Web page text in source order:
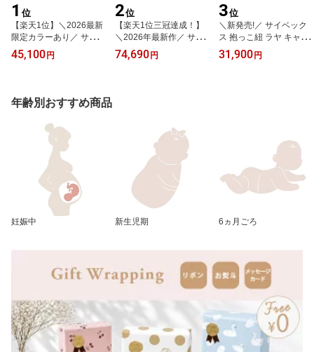
1 位
【楽天1位】＼2026最新
限定カラーあり／ サイベ
ックス パラスG3 チャイ
ルドシート cybex PALLA
月 頃から 12歳 頃まで メ
ッシュ ジュニアシート
応 R129 保証
45,100 円
2位
【楽天1位三冠達成！】
＼2026年最新作／ サイ
ベックス メリオ カーボ
ン 2026 限定カラー cybe
りたたみ 正規品 2年保証
74,690 円
3位
＼新発売!／ サイベック
ス 抱っこ紐 ラヤ キャリ
ア 新生児 メッシュ LAYA
CARRIER マグネットバ
31,900 円
年齢別おすすめ商品
妊娠中 新生児期 6ヵ月ごろ